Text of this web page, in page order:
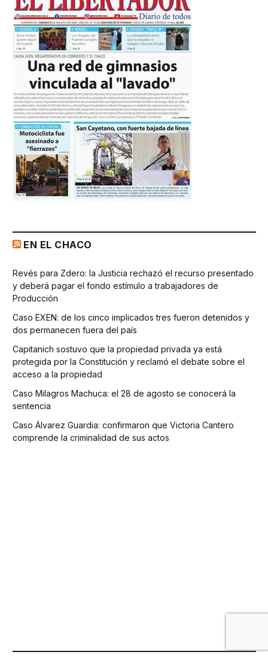
EN EL CHACO
Revés para Zdero: la Justicia rechazó el recurso presentado
y deberá pagar el fondo estímulo a trabajadores de
Producción
Caso EXEN: de los cinco implicados tres fueron detenidos y
dos permanecen fuera del país
Capitanich sostuvo que la propiedad privada ya está
protegida por la Constitución y reclamó el debate sobre el
acceso a la propiedad
Caso Milagros Machuca: el 28 de agosto se conocerá la
sentencia
Caso Álvarez Guardia: confirmaron que Victoria Cantero
comprende la criminalidad de sus actos